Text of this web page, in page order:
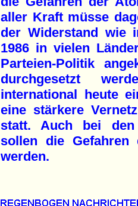
aller Kraft müsse
der Widerstand wie
1986 in vielen
Parteien-Politik
durchgesetzt
international heute
eine stärkere
statt. Auch bei den
sollen die Gefahren
werden.